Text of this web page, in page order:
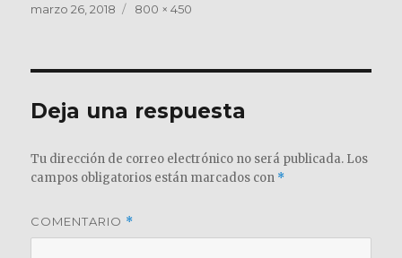
Publicado
marzo 26, 2018
Tamaño
800 × 450
Deja una respuesta
Tu dirección de correo electrónico no será publicada. Los
campos obligatorios están marcados con *
COMENTARIO *